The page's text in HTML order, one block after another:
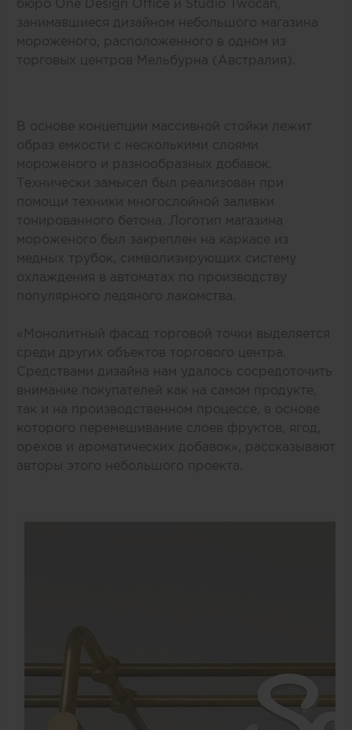
бюро One Design Office и Studio Twocan,
занимавшиеся дизайном небольшого магазина
мороженого, расположенного в одном из
торговых центров Мельбурна (Австралия).
В основе концепции массивной стойки лежит
образ емкости с несколькими слоями
мороженого и разнообразных добавок.
Технически замысел был реализован при
помощи техники многослойной заливки
тонированного бетона. Логотип магазина
мороженого был закреплен на каркасе из
медных трубок, символизирующих систему
охлаждения в автоматах по производству
популярного ледяного лакомства.
«Монолитный фасад торговой точки выделяется
среди других объектов торгового центра.
Средствами дизайна нам удалось сосредоточить
внимание покупателей как на самом продукте,
так и на производственном процессе, в основе
которого перемешивание слоев фруктов, ягод,
орехов и ароматических добавок», рассказывают
авторы этого небольшого проекта.